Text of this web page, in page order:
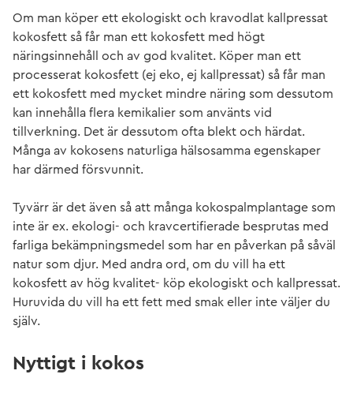
Om man köper ett ekologiskt och kravodlat kallpressat
kokosfett så får man ett kokosfett med högt
näringsinnehåll och av god kvalitet. Köper man ett
processerat kokosfett (ej eko, ej kallpressat) så får man
ett kokosfett med mycket mindre näring som dessutom
kan innehålla flera kemikalier som använts vid
tillverkning. Det är dessutom ofta blekt och härdat.
Många av kokosens naturliga hälsosamma egenskaper
har därmed försvunnit.
Tyvärr är det även så att många kokospalmplantage som
inte är ex. ekologi- och kravcertifierade besprutas med
farliga bekämpningsmedel som har en påverkan på såväl
natur som djur. Med andra ord, om du vill ha ett
kokosfett av hög kvalitet- köp ekologiskt och kallpressat.
Huruvida du vill ha ett fett med smak eller inte väljer du
själv.
Nyttigt i kokos